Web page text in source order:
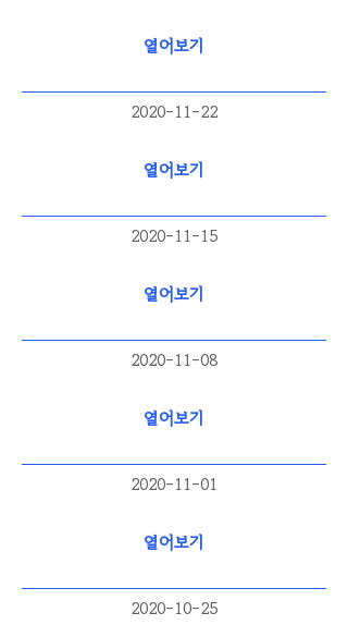
열어보기
2020-11-22
열어보기
2020-11-15
열어보기
2020-11-08
열어보기
2020-11-01
열어보기
2020-10-25